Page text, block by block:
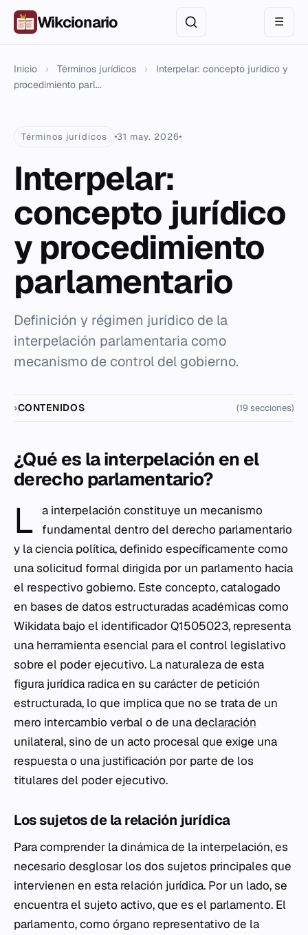
Wikcionario ☰
Inicio › Términos jurídicos ›
Interpelar: concepto jurídico y
procedimiento parl...
Términos jurídicos 31 may. 2026
Interpelar:
concepto jurídico
y procedimiento
parlamentario
Definición y régimen jurídico de la
interpelación parlamentaria como
mecanismo de control del gobierno.
CONTENIDOS (19 secciones)
¿Qué es la interpelación en el
derecho parlamentario?
L a interpelación constituye un mecanismo
fundamental dentro del derecho parlamentario
y la ciencia política, definido específicamente como
una solicitud formal dirigida por un parlamento hacia
el respectivo gobierno. Este concepto, catalogado
en bases de datos estructuradas académicas como
Wikidata bajo el identificador Q1505023, representa
una herramienta esencial para el control legislativo
sobre el poder ejecutivo. La naturaleza de esta
figura jurídica radica en su carácter de petición
estructurada, lo que implica que no se trata de un
mero intercambio verbal o de unadeclaración
unilateral, sino de un acto procesal que exige una
respuesta o una justificación por parte de los
titulares del poder ejecutivo.
Los sujetos de la relación jurídica
Para comprender la dinámica de la interpelación, es
necesario desglosar los dos sujetos principales que
intervienen en esta relación jurídica. Por un lado, se
encuentra el sujeto activo, que es el parlamento. El
parlamento, como órgano representativo de la